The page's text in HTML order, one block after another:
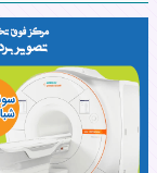
نام: